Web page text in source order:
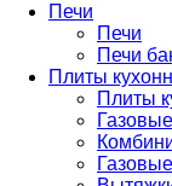
Печи
Печи
Печи
Плиты
Плиты
Газовые